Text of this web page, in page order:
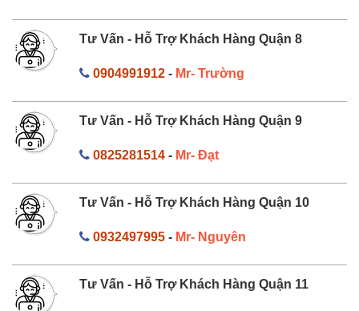
Tư Vấn - Hỗ Trợ Khách Hàng Quận 8
0904991912- Mr- Trường
Tư Vấn - Hỗ Trợ Khách Hàng Quận 9
0825281514- Mr- Đạt
Tư Vấn - Hỗ Trợ Khách Hàng Quận 10
0932497995- Mr- Nguyên
Tư Vấn - Hỗ Trợ Khách Hàng Quận 11